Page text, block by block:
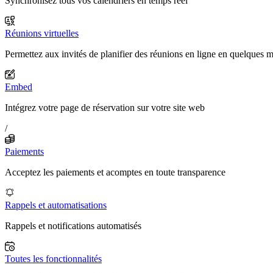
Réunions virtuelles
Permettez aux invités de planifier des réunions en ligne en quelques
Embed
Intégrez votre page de réservation sur votre site web
/
Paiements
Acceptez les paiements et acomptes en toute transparence
Rappels et automatisations
Rappels et notifications automatisés
Toutes les fonctionnalités